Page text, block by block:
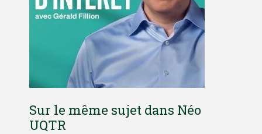
Sur le même sujet dans Néo
UQTR